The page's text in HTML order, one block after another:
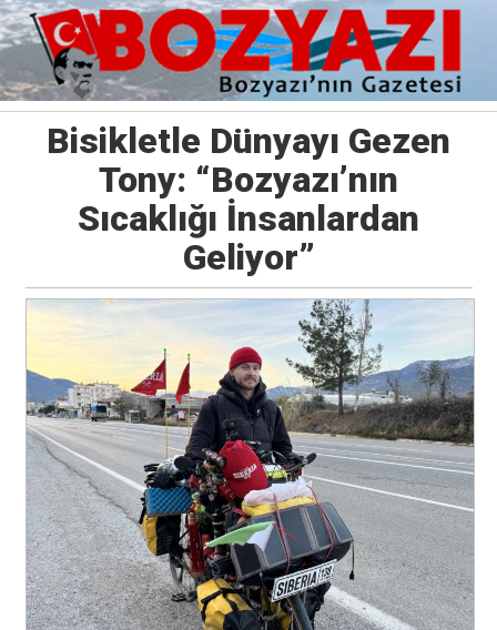
Bisikletle Dünyayı Gezen
Tony: “Bozyazı’nın
Sıcaklığı İnsanlardan
Geliyor”